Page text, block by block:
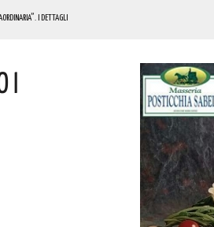
I DETTAGLI
I